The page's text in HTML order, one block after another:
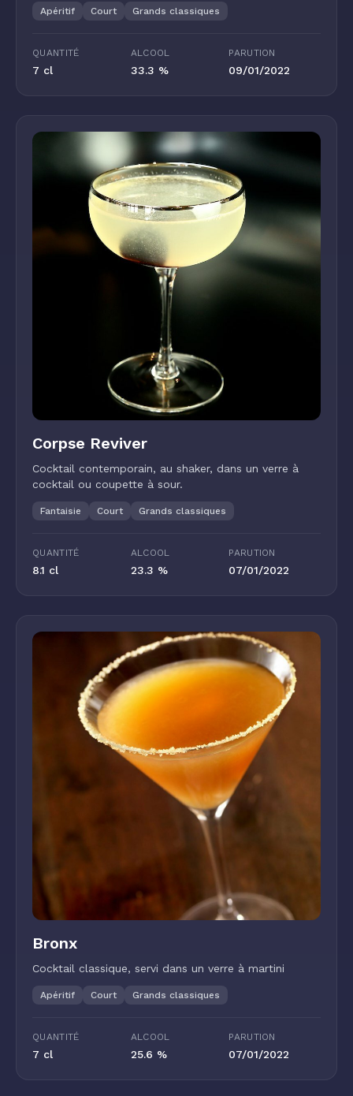
Apéritif Court Grands classiques
QUANTITÉ
7 cl
ALCOOL
33.3 %
PARUTION
09/01/2022
Corpse Reviver
Cocktail contemporain, au shaker, dans un verre à
cocktail ou coupette à sour.
Fantaisie Court Grands classiques
QUANTITÉ
8.1 cl
ALCOOL
23.3 %
PARUTION
07/01/2022
Bronx
Cocktail classique, servi dans un verre à martini
Apéritif Court Grands classiques
QUANTITÉ
7 cl
ALCOOL
25.6 %
PARUTION
07/01/2022